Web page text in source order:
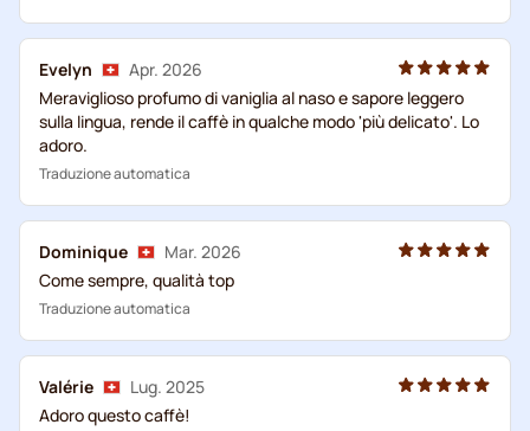
Evelyn
Apr. 2026
Meraviglioso profumo di vaniglia al naso e sapore leggero
sulla lingua, rende il caffè in qualche modo 'più delicato'. Lo
adoro.
Traduzione automatica
Dominique
Mar. 2026
Come sempre, qualità top
Traduzione automatica
Valérie
Lug. 2025
Adoro questo caffè!